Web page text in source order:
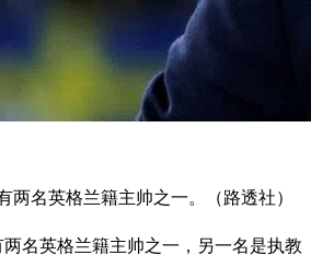
两名英格兰籍主帅之一。（路透社）
名英格兰籍主帅之一，另一名是执教